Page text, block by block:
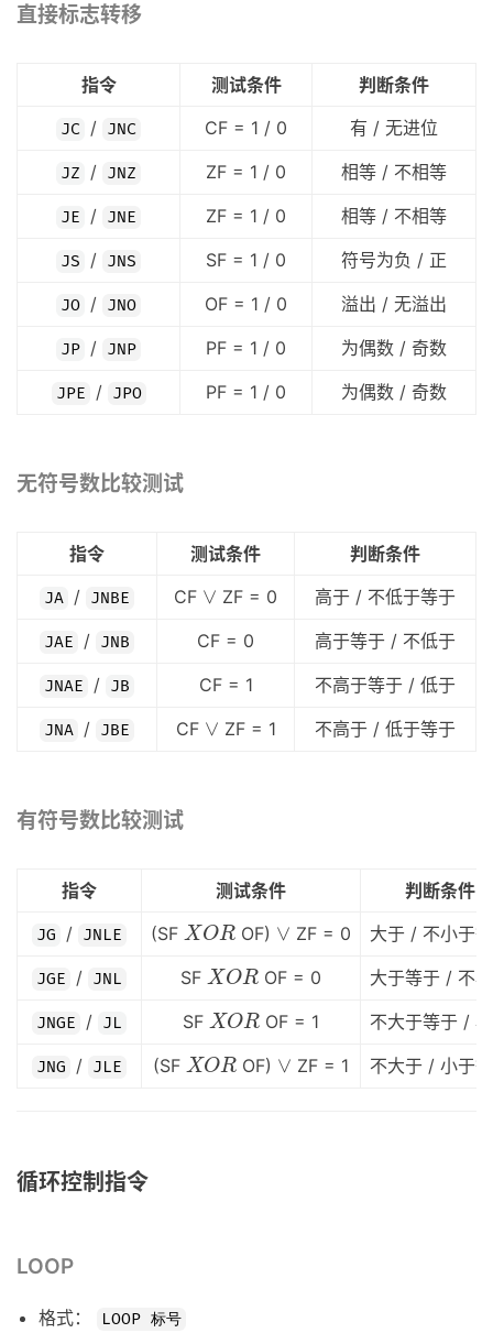
直接标志转移
指令 测试条件 判断条件
JC / JNC CF = 1 / 0 有 / 无进位
JZ / JNZ ZF = 1 / 0 相等 / 不相等
JE / JNE ZF = 1 / 0 相等 / 不相等
JS / JNS SF = 1 / 0 符号为负 / 正
JO / JNO OF = 1 / 0 溢出 / 无溢出
JP / JNP PF = 1 / 0 为偶数 / 奇数
JPE / JPO PF = 1 / 0 为偶数 / 奇数
无符号数比较测试
指令 测试条件 判断条件
JA / JNBE CF ∨
∨ZF = 0 高于 / 不低于等于
JAE / JNB CF = 0 高于等于 / 不低于
JNAE / JB CF = 1 不高于等于 / 低于
JNA / JBE CF ∨
∨ZF = 1 不高于 / 低于等于
有符号数比较测试
指令 测试条件 判断条件
JG / JNLE (SFXOR
XOR OF) ∨
∨ZF = 0 大于 / 不小于
JGE / JNL SFXOR
XOR OF = 0 大于等于 / 不
JNGE / JL SF XOR
XOR OF = 1 不大于等于 /
JNG / JLE (SF XOR
XOR OF) ∨
∨ZF = 1 不大于 / 小于
循环控制指令
LOOP
格式： LOOP 标号